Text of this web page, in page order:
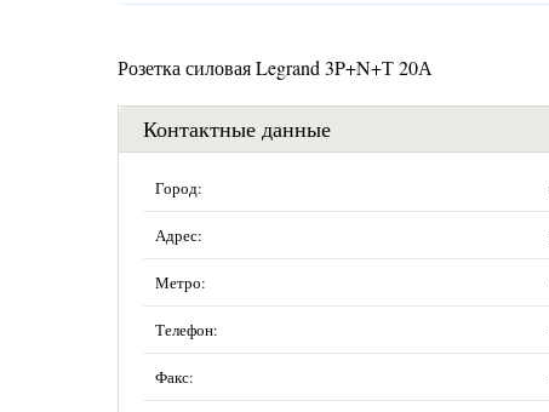
Розетка силовая Legrand 3P+N+Т 20А
Контактные данные
Город:
Адрес:
Метро:
Телефон:
Факс: